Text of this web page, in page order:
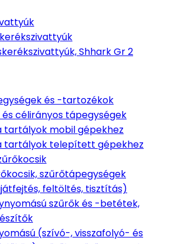
Shhark Gr 2
és -tartozékok
célirányos tápegységek
tartályok mobil gépekhez
tartályok telepített gépekhez
szűrőtápegységek
feltöltés, tisztítás)
szűrők és -betétek,
(szívó-, visszafolyó- és